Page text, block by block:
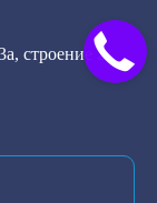
строение 2